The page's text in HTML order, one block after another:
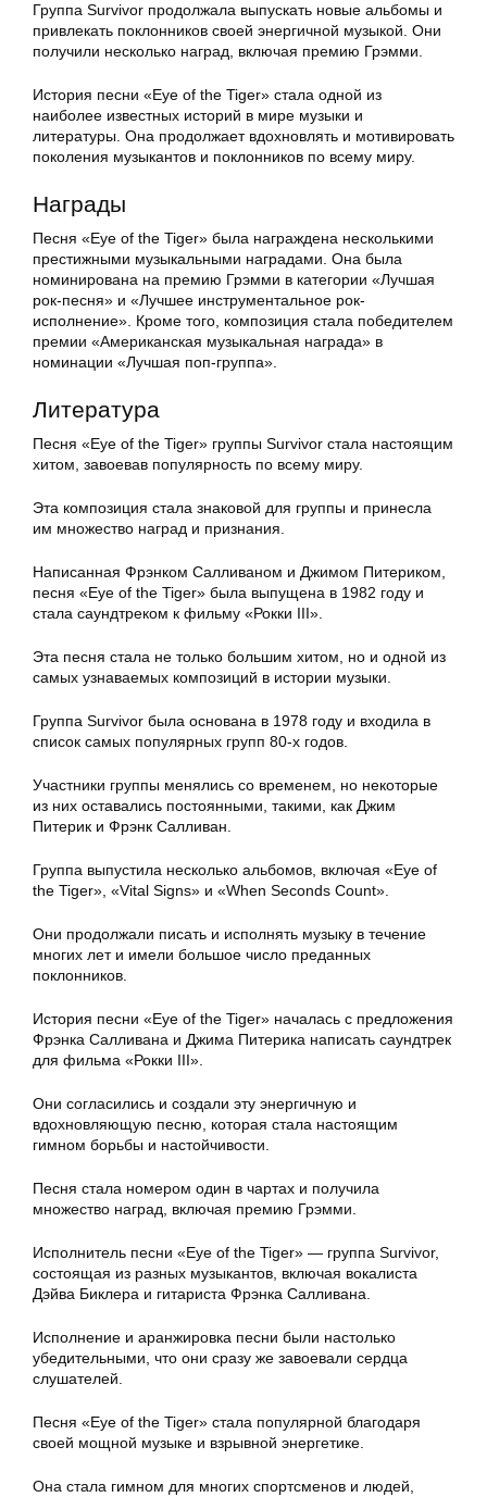
Группа Survivor продолжала выпускать новые альбомы и
привлекать поклонников своей энергичной музыкой. Они
получили несколько наград, включая премию Грэмми.
История песни «Eye of the Tiger» стала одной из
наиболее известных историй в мире музыки и
литературы. Она продолжает вдохновлять и мотивировать
поколения музыкантов и поклонников по всему миру.
Награды
Песня «Eye of the Tiger» была награждена несколькими
престижными музыкальными наградами. Она была
номинирована на премию Грэмми в категории «Лучшая
рок-песня» и «Лучшее инструментальное рок-
исполнение». Кроме того, композиция стала победителем
премии «Американская музыкальная награда» в
номинации «Лучшая поп-группа».
Литература
Песня «Eye of the Tiger» группы Survivor стала настоящим
хитом, завоевав популярность по всему миру.
Эта композиция стала знаковой для группы и принесла
им множество наград и признания.
Написанная Фрэнком Салливаном и Джимом Питериком,
песня «Eye of the Tiger» была выпущена в 1982 году и
стала саундтреком к фильму «Рокки III».
Эта песня стала не только большим хитом, но и одной из
самых узнаваемых композиций в истории музыки.
Группа Survivor была основана в 1978 году и входила в
список самых популярных групп 80-х годов.
Участники группы менялись со временем, но некоторые
из них оставались постоянными, такими, как Джим
Питерик и Фрэнк Салливан.
Группа выпустила несколько альбомов, включая «Eye of
the Tiger», «Vital Signs» и «When Seconds Count».
Они продолжали писать и исполнять музыку в течение
многих лет и имели большое число преданных
поклонников.
История песни «Eye of the Tiger» началась с предложения
Фрэнка Салливана и Джима Питерика написать саундтрек
для фильма «Рокки III».
Они согласились и создали эту энергичную и
вдохновляющую песню, которая стала настоящим
гимном борьбы и настойчивости.
Песня стала номером один в чартах и получила
множество наград, включая премию Грэмми.
Исполнитель песни «Eye of the Tiger» — группа Survivor,
состоящая из разных музыкантов, включая вокалиста
Дэйва Биклера и гитариста Фрэнка Салливана.
Исполнение и аранжировка песни были настолько
убедительными, что они сразу же завоевали сердца
слушателей.
Песня «Eye of the Tiger» стала популярной благодаря
своей мощной музыке и взрывной энергетике.
Она стала гимном для многих спортсменов и людей,